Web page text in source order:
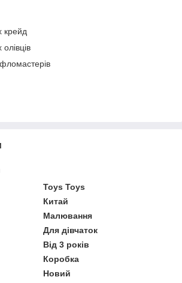
крейд
Toys Toys
Китай
Малювання
Для дівчаток
Від 3 років
Коробка
Новий